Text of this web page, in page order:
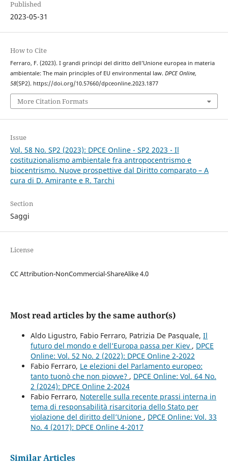
Published
2023-05-31
How to Cite
Ferraro, F. (2023). I grandi principi del diritto dell’Unione europea in materia
ambientale: The main principles of EU environmental law. DPCE Online,
58(SP2). https://doi.org/10.57660/dpceonline.2023.1877
More Citation Formats
Issue
Vol. 58 No. SP2 (2023): DPCE Online - SP2 2023 - Il
costituzionalismo ambientale fra antropocentrismo e
biocentrismo. Nuove prospettive dal Diritto comparato – A
cura di D. Amirante e R. Tarchi
Section
Saggi
License
CC Attribution-NonCommercial-ShareAlike 4.0
Most read articles by the same author(s)
Aldo Ligustro, Fabio Ferraro, Patrizia De Pasquale, Il
futuro del mondo e dell’Europa passa per Kiev , DPCE
Online: Vol. 52 No. 2 (2022): DPCE Online 2-2022
Fabio Ferraro, Le elezioni del Parlamento europeo:
tanto tuonò che non piovve? , DPCE Online: Vol. 64 No.
2 (2024): DPCE Online 2-2024
Fabio Ferraro, Noterelle sulla recente prassi interna in
tema di responsabilità risarcitoria dello Stato per
violazione del diritto dell’Unione , DPCE Online: Vol. 33
No. 4 (2017): DPCE Online 4-2017
Similar Articles